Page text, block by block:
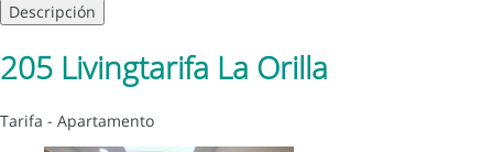
Descripción
205 Livingtarifa La Orilla
Tarifa - Apartamento